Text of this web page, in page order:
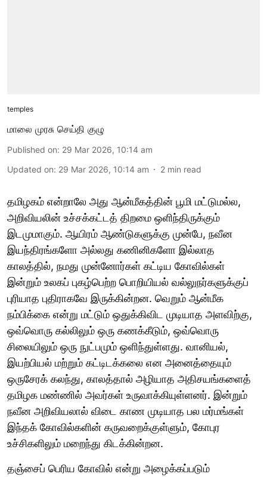
temples
மாலை முரசு செய்தி குழு
Published on: 29 Mar 2026, 10:14 am
Updated on: 29 Mar 2026, 10:14 am 2 min read
தமிழகம் என்றாலே அது ஆன்மீகத்தின் பூமி மட்டுமல்ல,
அறிவியலின் உச்சக்கட்டத் திறமை ஒளிந்திருக்கும்
இடமுமாகும். ஆயிரம் ஆண்டுகளுக்கு முன்பே, நவீன
இயந்திரங்களோ அல்லது கணினிகளோ இல்லாத
காலத்தில், நமது முன்னோர்கள் கட்டிய கோவில்கள்
இன்றும் உலகப் புகழ்பெற்ற பொறியியல் வல்லுநர்களுக்குப்
புரியாத புதிராகவே இருக்கின்றன. வெறும் ஆன்மீக
நம்பிக்கை என்று மட்டும் ஒதுக்கிவிட முடியாத அளவிற்கு,
ஒவ்வொரு கல்லிலும் ஒரு கணக்கீடும், ஒவ்வொரு
சிலையிலும் ஒரு நுட்பமும் ஒளிந்துள்ளது. வானியல்,
இயற்பியல் மற்றும் கட்டிடக்கலை என அனைத்தையும்
ஒருசேரக் கலந்து, காலத்தால் அழியாத அதிசயங்களைத்
தமிழக மண்ணில் அவர்கள் உருவாக்கியுள்ளனர். இன்றும்
நவீன அறிவியலால் விடை காண முடியாத பல மர்மங்கள்
இந்தக் கோவில்களின் கருவறைக்குள்ளும், கோபுர
உச்சிகளிலும் மறைந்து கிடக்கின்றன.
தஞ்சைப் பெரிய கோவில் என்று அழைக்கப்படும்